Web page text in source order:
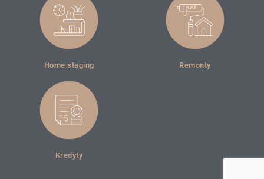
Home staging Remonty
Kredyty